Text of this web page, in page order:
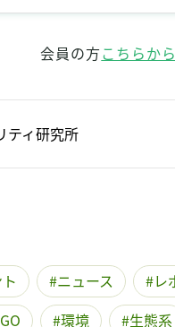
会員の方こちらか
ティ研究所
ニュース レ
環境 生態系